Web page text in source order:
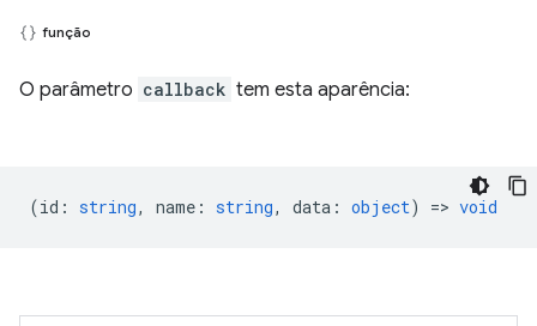
função
O parâmetro callback tem esta aparência:
(id : string, name : string, data : object) => void